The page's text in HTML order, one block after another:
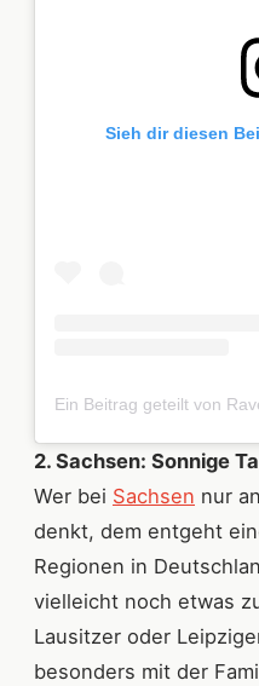
Sieh dir diesen
2. Sachsen: Sonnige
Wer bei Sachsen nur
denkt, dem entgeht
Regionen in
vielleicht noch etwas
Lausitzer oder
besonders mit der